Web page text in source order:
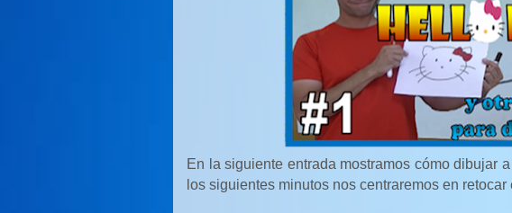
En la siguiente entrada mostramos cómo dibujar
los siguientes minutos nos centraremos en retocar